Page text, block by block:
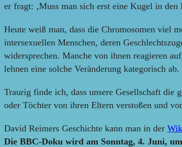
er fragt: ‚Muss man sich erst eine Kugel in
Heute weiß man, dass die Chromosomen viel
intersexuellen Menschen, deren
widersprechen. Manche von ihnen reagieren
lehnen eine solche Veränderung kategorisch ab.
Traurig finde ich, dass unsere Gesellschaft die
oder Töchter von ihren Eltern verstoßen und
David Reimers Geschichte kann man in der
Die BBC-Doku wird am Sonntag, 4. Juni,